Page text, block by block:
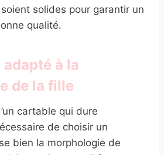
solides pour garantir un
qualité.
à la
de la fille
cartable qui dure
de choisir un
bien la morphologie de